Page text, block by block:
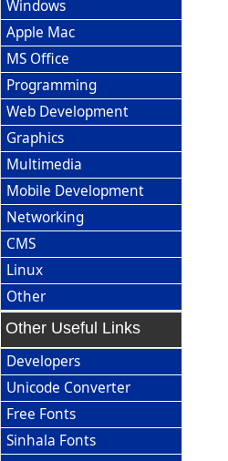
Windows
Apple Mac
MS Office
Programming
Web Development
Graphics
Multimedia
Mobile Development
Networking
CMS
Linux
Other
Other Useful Links
Developers
Unicode Converter
Free Fonts
Sinhala Fonts